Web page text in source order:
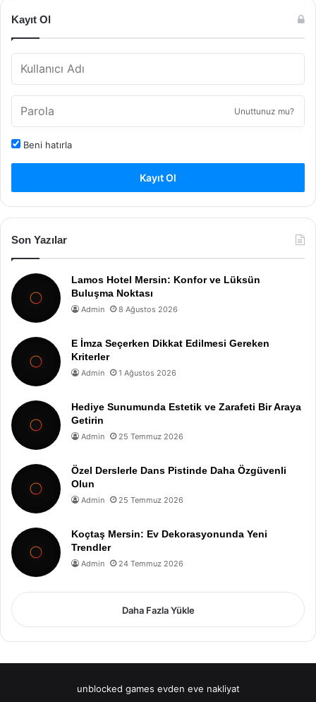
Kayıt Ol
Unuttunuz mu?
Beni hatırla
Kayıt Ol
Son Yazılar
Lamos Hotel Mersin: Konfor ve Lüksün
Buluşma Noktası
Admin 8 Ağustos 2026
E İmza Seçerken Dikkat Edilmesi Gereken
Kriterler
Admin 1 Ağustos 2026
Hediye Sunumunda Estetik ve Zarafeti Bir Araya
Getirin
Admin 25 Temmuz 2026
Özel Derslerle Dans Pistinde Daha Özgüvenli
Olun
Admin 25 Temmuz 2026
Koçtaş Mersin: Ev Dekorasyonunda Yeni
Trendler
Admin 24 Temmuz 2026
Daha Fazla Yükle
unblocked games evden eve nakliyat